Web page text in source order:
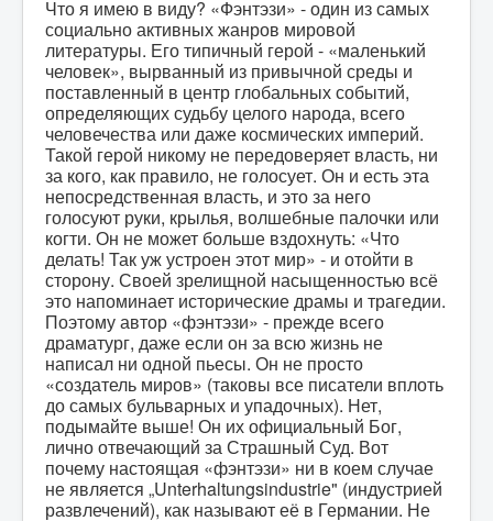
Что я имею в виду? «Фэнтэзи» - один из самых
социально активных жанров мировой
литературы. Его типичный герой - «маленький
человек», вырванный из привычной среды и
поставленный в центр глобальных событий,
определяющих судьбу целого народа, всего
человечества или даже космических империй.
Такой герой никому не передоверяет власть, ни
за кого, как правило, не голосует. Он и есть эта
непосредственная власть, и это за него
голосуют руки, крылья, волшебные палочки или
когти. Он не может больше вздохнуть: «Что
делать! Так уж устроен этот мир» - и отойти в
сторону. Своей зрелищной насыщенностью всё
это напоминает исторические драмы и трагедии.
Поэтому автор «фэнтэзи» - прежде всего
драматург, даже если он за всю жизнь не
написал ни одной пьесы. Он не просто
«создатель миров» (таковы все писатели вплоть
до самых бульварных и упадочных). Нет,
подымайте выше! Он их официальный Бог,
лично отвечающий за Страшный Суд. Вот
почему настоящая «фэнтэзи» ни в коем случае
не является „Unterhaltungsindustrie" (индустрией
развлечений), как называют её в Германии. Не